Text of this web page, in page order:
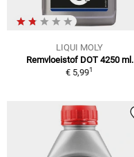
LIQUI MOLY
Remvloeistof DOT 4250 ml.
€ 5,991